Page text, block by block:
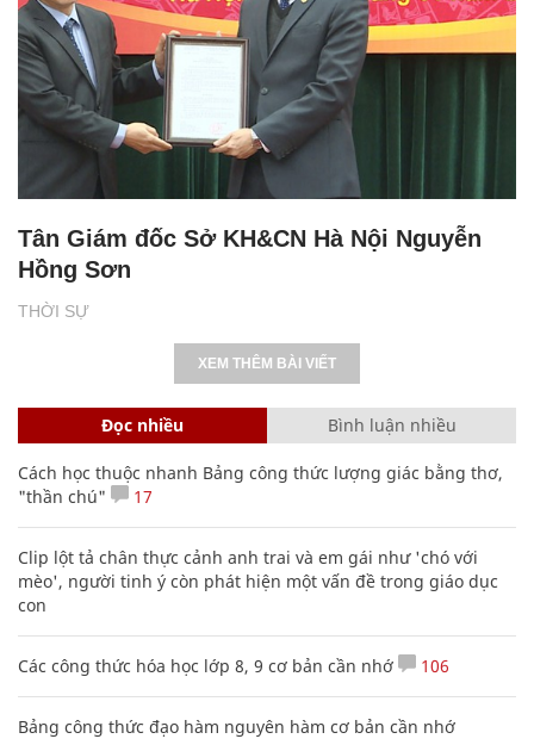
THỜI SỰ
Tân Giám đốc Sở KH&CN Hà Nội Nguyễn
Hồng Sơn
XEM THÊM BÀI VIẾT
Đọc nhiều Bình luận nhiều
Cách học thuộc nhanh Bảng công thức lượng giác bằng thơ,
"thần chú"
17
Clip lột tả chân thực cảnh anh trai và em gái như 'chó với
mèo', người tinh ý còn phát hiện một vấn đề trong giáo dục
con
Các công thức hóa học lớp 8, 9 cơ bản cần nhớ 106
Bảng công thức đạo hàm nguyên hàm cơ bản cần nhớ